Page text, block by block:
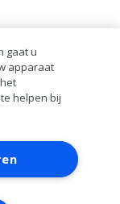
Inloggen
Algemene
voorwaarden
gaat u
apparaat
helpen bij